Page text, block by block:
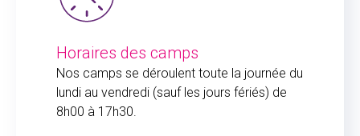
Horaires des camps
Nos camps se déroulent toute la journée du
lundi au vendredi (sauf les jours fériés) de
8h00 à 17h30.